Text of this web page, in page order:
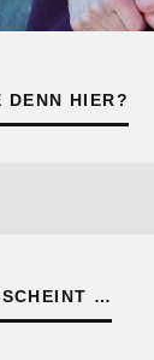
DENN HIER?
…